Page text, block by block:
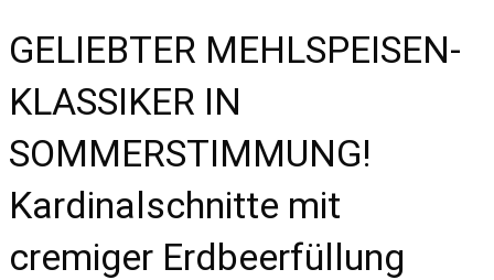
GELIEBTER MEHLSPEISEN-
KLASSIKER IN
SOMMERSTIMMUNG!
Kardinalschnitte mit
cremiger Erdbeerfüllung